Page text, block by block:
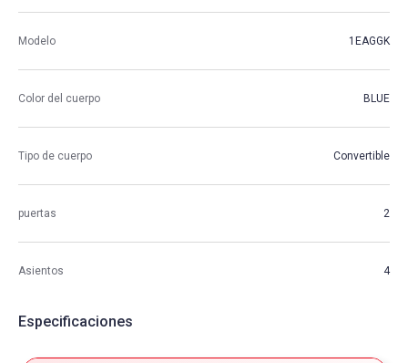
Modelo 1EAGGK
Color del cuerpo BLUE
Tipo de cuerpo Convertible
puertas 2
Asientos 4
Especificaciones